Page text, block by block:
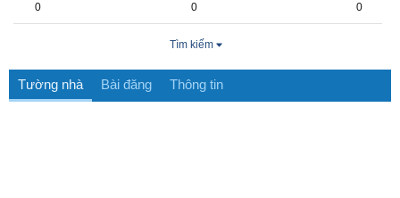
0 0 0
Tìm kiếm
Tường nhà Bài đăng Thông tin